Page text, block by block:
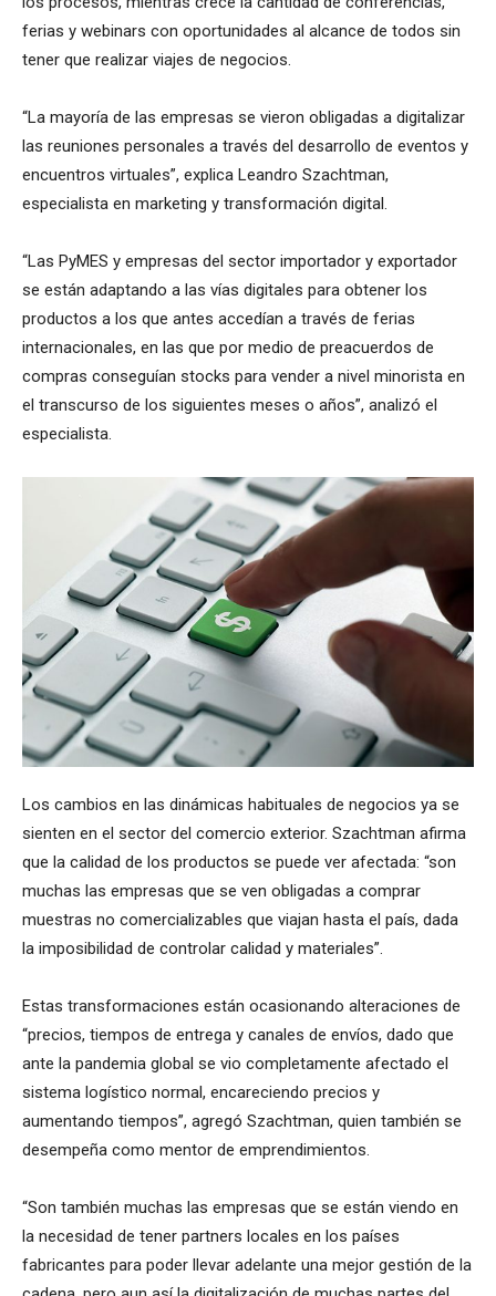
ferias y webinars con oportunidades al alcance de todos sin
tener que realizar viajes de negocios.
“La mayoría de las empresas se vieron obligadas a digitalizar
las reuniones personales a través del desarrollo de eventos y
encuentros virtuales”, explica Leandro Szachtman,
especialista en marketing y transformación digital.
“Las PyMES y empresas del sector importador y exportador
se están adaptando a las vías digitales para obtener los
productos a los que antes accedían a través de ferias
internacionales, en las que por medio de preacuerdos de
compras conseguían stocks para vender a nivel minorista en
el transcurso de los siguientes meses o años”, analizó el
especialista.
Los cambios en las dinámicas habituales de negocios ya se
sienten en el sector del comercio exterior. Szachtman afirma
que la calidad de los productos se puede ver afectada: “son
muchas las empresas que se ven obligadas a comprar
muestras no comercializables que viajan hasta el país, dada
la imposibilidad de controlar calidad y materiales”.
Estas transformaciones están ocasionando alteraciones de
“precios, tiempos de entrega y canales de envíos, dado que
ante la pandemia global se vio completamente afectado el
sistema logístico normal, encareciendo precios y
aumentando tiempos”, agregó Szachtman, quien también se
desempeña como mentor de emprendimientos.
“Son también muchas las empresas que se están viendo en
la necesidad de tener partners locales en los países
fabricantes para poder llevar adelante una mejor gestión de la